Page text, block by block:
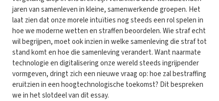
jaren van samenleven in kleine, samenwerkende groepen. Het
laat zien dat onze morele intuïties nog steeds een rol spelen in
hoe we moderne wetten en straffen beoordelen. Wie straf echt
wil begrijpen, moet ook inzien in welke samenleving die straf tot
stand komt en hoe die samenleving verandert. Want naarmate
technologie en digitalisering onze wereld steeds ingrijpender
vormgeven, dringt zich een nieuwe vraag op: hoe zal bestraffing
eruitzien in een hoogtechnologische toekomst? Dit bespreken
we in het slotdeel van dit essay.